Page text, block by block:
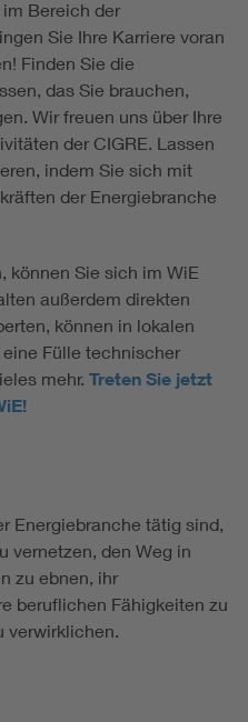
Bereich der
Sie Ihre Karriere voran
Finden Sie die
das Sie brauchen,
Wir freuen uns über Ihre
der CIGRE. Lassen
indem Sie sich mit
der Energiebranche
können Sie sich im WiE
außerdem direkten
können in lokalen
Fülle technischer
mehr. Treten Sie jetzt
Energiebranche tätig sind,
vernetzen, den Weg in
zu ebnen, ihr
beruflichen Fähigkeiten zu
verwirklichen.